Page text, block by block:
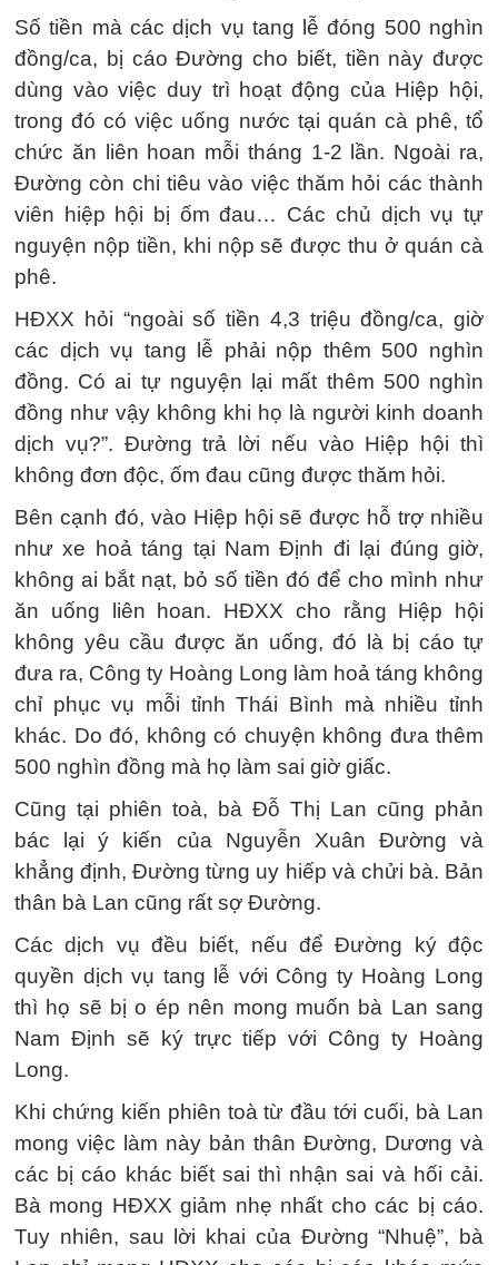
Số tiền mà các dịch vụ tang lễ đóng 500 nghìn
đồng/ca, bị cáo Đường cho biết, tiền này được
dùng vào việc duy trì hoạt động của Hiệp hội,
trong đó có việc uống nước tại quán cà phê, tổ
chức ăn liên hoan mỗi tháng 1-2 lần. Ngoài ra,
Đường còn chi tiêu vào việc thăm hỏi các thành
viên hiệp hội bị ốm đau… Các chủ dịch vụ tự
nguyện nộp tiền, khi nộp sẽ được thu ở quán cà
phê.
HĐXX hỏi “ngoài số tiền 4,3 triệu đồng/ca, giờ
các dịch vụ tang lễ phải nộp thêm 500 nghìn
đồng. Có ai tự nguyện lại mất thêm 500 nghìn
đồng như vậy không khi họ là người kinh doanh
dịch vụ?”. Đường trả lời nếu vào Hiệp hội thì
không đơn độc, ốm đau cũng được thăm hỏi.
Bên cạnh đó, vào Hiệp hội sẽ được hỗ trợ nhiều
như xe hoả táng tại Nam Định đi lại đúng giờ,
không ai bắt nạt, bỏ số tiền đó để cho mình như
ăn uống liên hoan. HĐXX cho rằng Hiệp hội
không yêu cầu được ăn uống, đó là bị cáo tự
đưa ra, Công ty Hoàng Long làm hoả táng không
chỉ phục vụ mỗi tỉnh Thái Bình mà nhiều tỉnh
khác. Do đó, không có chuyện không đưa thêm
500 nghìn đồng mà họ làm sai giờ giấc.
Cũng tại phiên toà, bà Đỗ Thị Lan cũng phản
bác lại ý kiến của Nguyễn Xuân Đường và
khẳng định, Đường từng uy hiếp và chửi bà. Bản
thân bà Lan cũng rất sợ Đường.
Các dịch vụ đều biết, nếu để Đường ký độc
quyền dịch vụ tang lễ với Công ty Hoàng Long
thì họ sẽ bị o ép nên mong muốn bà Lan sang
Nam Định sẽ ký trực tiếp với Công ty Hoàng
Long.
Khi chứng kiến phiên toà từ đầu tới cuối, bà Lan
mong việc làm này bản thân Đường, Dương và
các bị cáo khác biết sai thì nhận sai và hối cải.
Bà mong HĐXX giảm nhẹ nhất cho các bị cáo.
Tuy nhiên, sau lời khai của Đường “Nhuệ”, bà